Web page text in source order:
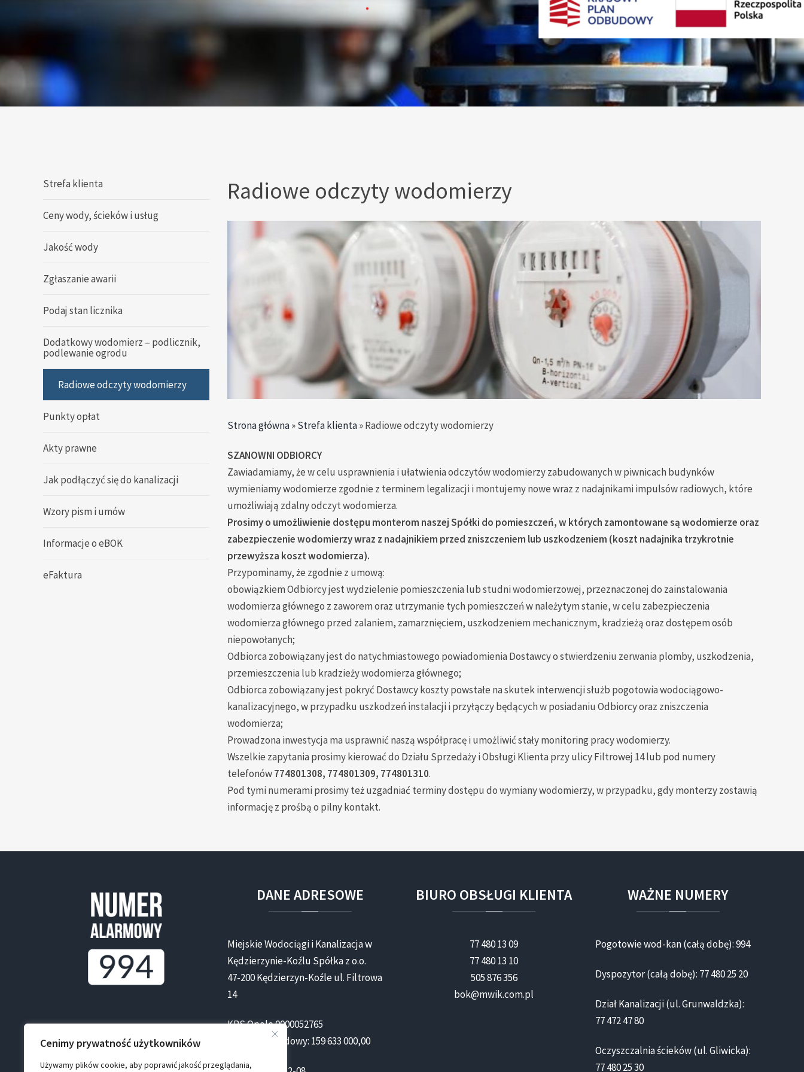
Cenimy prywatność użytkowników
Używamy plików cookie, aby poprawić jakość przeglądania,
Radiowe odczyty wodomierzy
Strona główna»Strefa klienta»Radiowe odczyty wodomierzy
SZANOWNI ODBIORCY
Zawiadamiamy, że w celu usprawnienia i ułatwienia odczytów wodomierzy zabudowanych w piwnicach budynków
wymieniamy wodomierze zgodnie z terminem legalizacji i montujemy nowe wraz z nadajnikami impulsów radiowych, które
umożliwiają zdalny odczyt wodomierza.
Prosimy o umożliwienie dostępu monterom naszej Spółki do pomieszczeń, w których zamontowane są wodomierze oraz
zabezpieczenie wodomierzy wraz z nadajnikiem przed zniszczeniem lub uszkodzeniem (koszt nadajnika trzykrotnie
przewyższa koszt wodomierza).
Przypominamy, że zgodnie z umową:
obowiązkiem Odbiorcy jest wydzielenie pomieszczenia lub studni wodomierzowej, przeznaczonej do zainstalowania
wodomierza głównego z zaworem oraz utrzymanie tych pomieszczeń w należytym stanie, w celu zabezpieczenia
wodomierza głównego przed zalaniem, zamarznięciem, uszkodzeniem mechanicznym, kradzieżą oraz dostępem osób
niepowołanych;
Odbiorca zobowiązany jest do natychmiastowego powiadomienia Dostawcy o stwierdzeniu zerwania plomby, uszkodzenia,
przemieszczenia lub kradzieży wodomierza głównego;
Odbiorca zobowiązany jest pokryć Dostawcy koszty powstałe na skutek interwencji służb pogotowia wodociągowo-
kanalizacyjnego, w przypadku uszkodzeń instalacji i przyłączy będących w posiadaniu Odbiorcy oraz zniszczenia
wodomierza;
Prowadzona inwestycja ma usprawnić naszą współpracę i umożliwić stały monitoring pracy wodomierzy.
Wszelkie zapytania prosimy kierować do Działu Sprzedaży i Obsługi Klienta przy ulicy Filtrowej 14 lub pod numery
telefonów774801308, 774801309, 774801310.
Pod tymi numerami prosimy też uzgadniać terminy dostępu do wymiany wodomierzy, w przypadku, gdy monterzy zostawią
informację z prośbą o pilny kontakt.
Strefa klienta
Ceny wody, ścieków i usług
Jakość wody
Zgłaszanie awarii
Podaj stan licznika
Dodatkowy wodomierz – podlicznik,
podlewanie ogrodu
Radiowe odczyty wodomierzy
Punkty opłat
Akty prawne
Jak podłączyć się do kanalizacji
Wzory pism i umów
Informacje o eBOK
eFaktura
DANEADRESOWE
Miejskie Wodociągi i Kanalizacja w
Kędzierzynie-Koźlu Spółka z o.o.
47-200 Kędzierzyn-Koźle ul. Filtrowa
14
KRS Opole 0000052765
Kapitał Zakładowy: 159 633 000,00
BIURO OBSŁUGI KLIENTA
77 480 13 09
77 480 13 10
505 876 356
bok@mwik.com.pl
WAŻNE NUMERY
Pogotowie wod-kan (całą dobę): 994
Dyspozytor (całą dobę): 77 480 25 20
Dział Kanalizacji (ul. Grunwaldzka):
77 472 47 80
Oczyszczalnia ścieków (ul. Gliwicka):
77 480 25 30